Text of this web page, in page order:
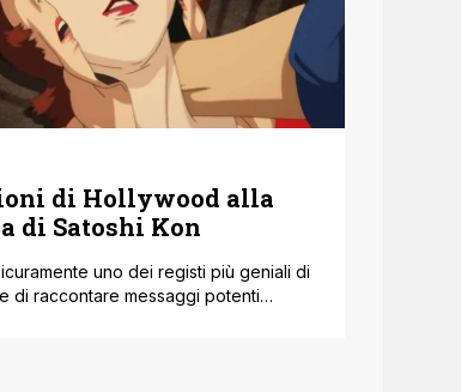
di Hollywood alla
di Satoshi Kon
uno dei registi più geniali di
di raccontare messaggi potenti